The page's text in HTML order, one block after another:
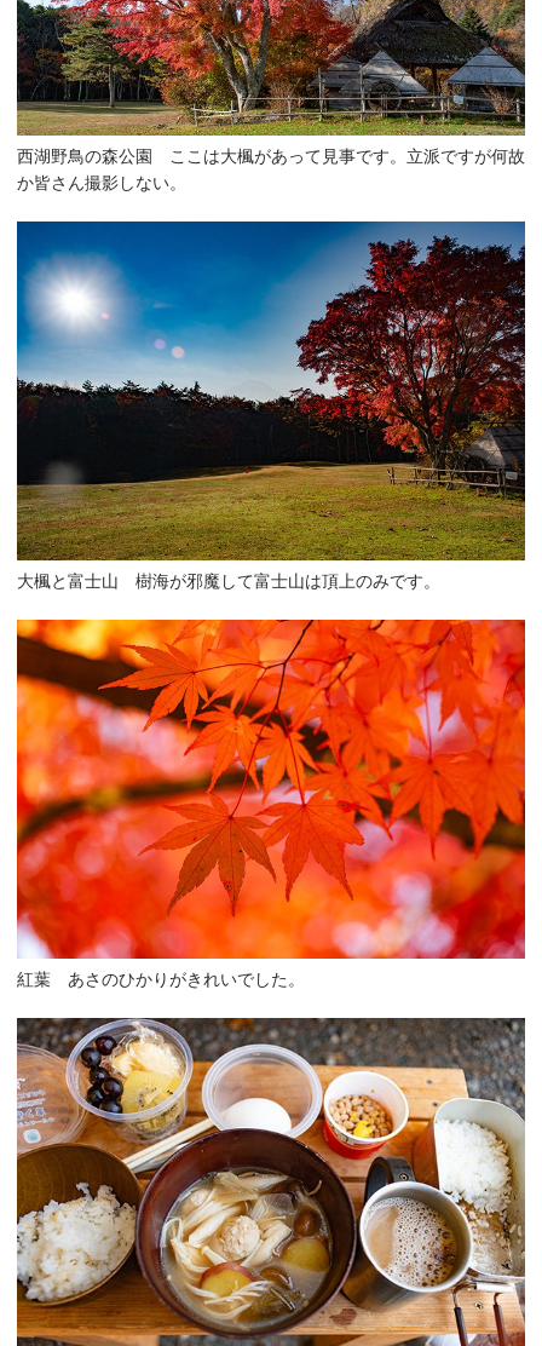
西湖野鳥の森公園 ここは大楓があって見事です。立派ですが何故
か皆さん撮影しない。
大楓と富士山 樹海が邪魔して富士山は頂上のみです。
紅葉 あさのひかりがきれいでした。